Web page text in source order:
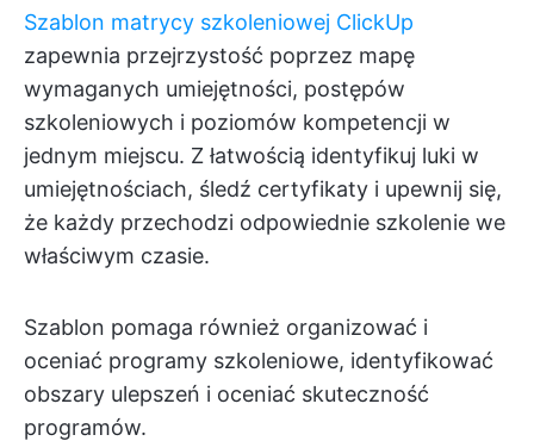
Szablon matrycy szkoleniowej ClickUp
zapewnia przejrzystość poprzez mapę
wymaganych umiejętności, postępów
szkoleniowych i poziomów kompetencji w
jednym miejscu. Z łatwością identyfikuj luki w
umiejętnościach, śledź certyfikaty i upewnij się,
że każdy przechodzi odpowiednie szkolenie we
właściwym czasie.
Szablon pomaga również organizować i
oceniać programy szkoleniowe, identyfikować
obszary ulepszeń i oceniać skuteczność
programów.